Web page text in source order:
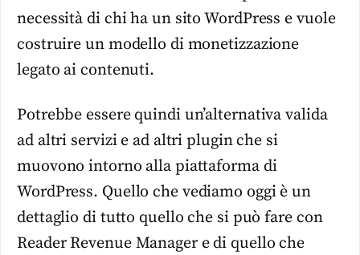
necessità di chi ha un sito WordPress e vuole
costruire un modello di monetizzazione
legato ai contenuti.
Potrebbe essere quindi un’alternativa valida
ad altri servizi e ad altri plugin che si
muovono intorno alla piattaforma di
WordPress. Quello che vediamo oggi è un
dettaglio di tutto quello che si può fare con
Reader Revenue Manager e di quello che